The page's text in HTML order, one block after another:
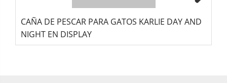
CAÑA DE PESCAR PARA GATOS KARLIE DAY AND
NIGHT EN DISPLAY
Next